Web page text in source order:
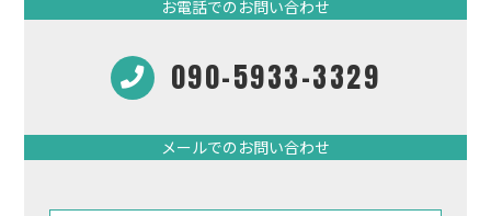
お電話でのお問い合わせ
090-5933-3329
メールでのお問い合わせ